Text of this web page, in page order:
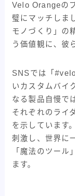
Velo Orangeの
璧にマッチしま
モノづくり」の
う価値観に、彼
SNSでは「
いカスタムバイ
なる製品自慢で
それぞれのライ
を示しています
刺激し、世界に
「魔法のツール
ます。